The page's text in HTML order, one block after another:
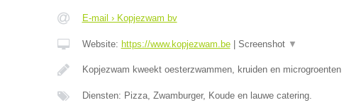
E-mail › Kopjezwam bv
Website: https://www.kopjezwam.be| Screenshot ▼
Kopjezwam kweekt oesterzwammen, kruiden en
Diensten: Pizza, Zwamburger, Koude en lauwe catering.